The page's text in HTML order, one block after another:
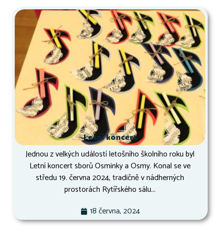
Letní koncert
Jednou z velkých událostí letošního školního roku byl
Letní koncert sborů Osminky a Osmy. Konal se ve
středu 19. června 2024, tradičně v nádherných
prostorách Rytířského sálu...
18 června, 2024